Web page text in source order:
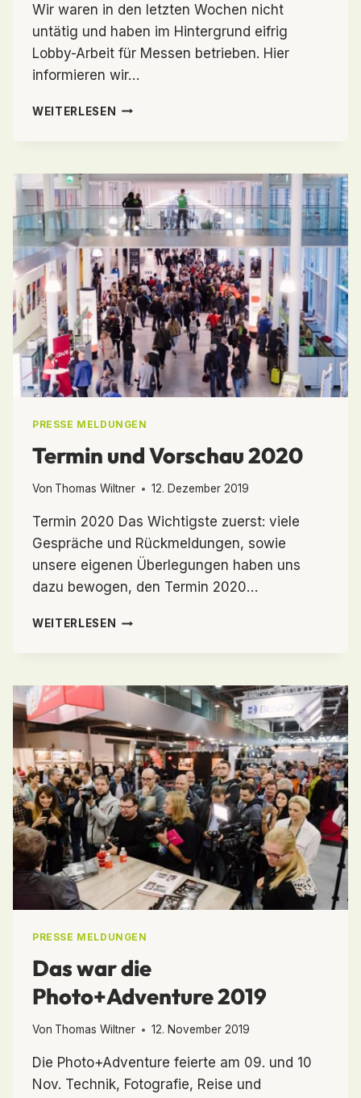
Wir waren in den letzten Wochen nicht
untätig und haben im Hintergrund eifrig
Lobby-Arbeit für Messen betrieben. Hier
informieren wir…
WEITERLESEN
MESSEN
PRESSE MELDUNGEN
Termin und Vorschau 2020
Von Thomas Wiltner 12. Dezember 2019
Termin 2020 Das Wichtigste zuerst: viele
Gespräche und Rückmeldungen, sowie
unsere eigenen Überlegungen haben uns
dazu bewogen, den Termin 2020…
WEITERLESEN
TERMIN
PRESSE MELDUNGEN
Das war die
Photo+Adventure 2019
Von Thomas Wiltner 12. November 2019
Die Photo+Adventure feierte am 09. und 10
Nov. Technik, Fotografie, Reise und